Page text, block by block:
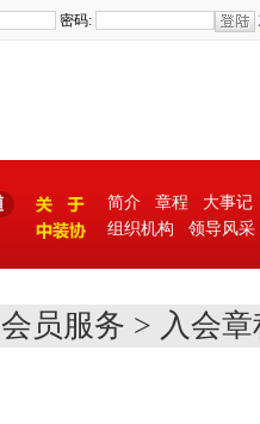
简介 章程
大事记
组织机构
领导风采
会员服务 > 入会